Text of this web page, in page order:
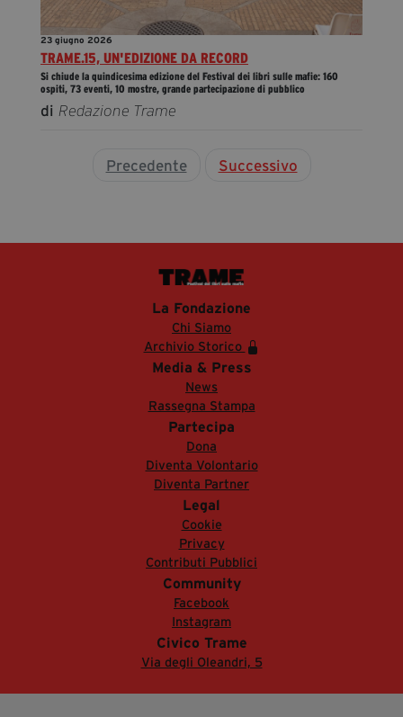
23 giugno 2026
TRAME.15, UN'EDIZIONE DA RECORD
Si chiude la quindicesima edizione del Festival dei libri sulle mafie: 160
ospiti, 73 eventi, 10 mostre, grande partecipazione di pubblico
di Redazione Trame
Precedente Successivo
La Fondazione
Chi Siamo
Archivio Storico
Media & Press
News
Rassegna Stampa
Partecipa
Dona
Diventa Volontario
Diventa Partner
Legal
Cookie
Privacy
Contributi Pubblici
Community
Facebook
Instagram
Civico Trame
Via degli Oleandri, 5